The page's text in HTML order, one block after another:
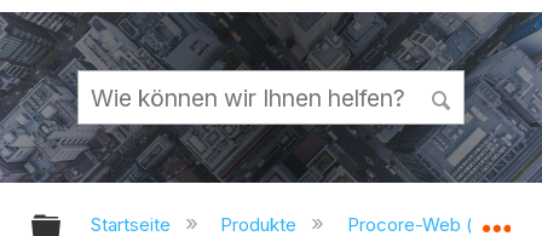
Globale Hierarchie auf- und
Startseite Produkte Procore-Web